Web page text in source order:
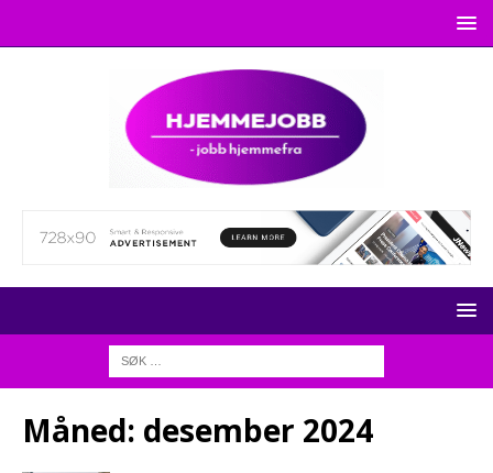
Måned: desember 2024